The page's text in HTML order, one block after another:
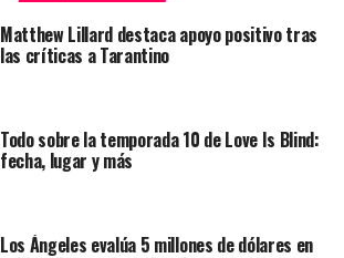
Matthew Lillard destaca apoyo positivo tras
las críticas a Tarantino
Todo sobre la temporada 10 de Love Is Blind:
fecha, lugar y más
Los Ángeles evalúa 5 millones de dólares en